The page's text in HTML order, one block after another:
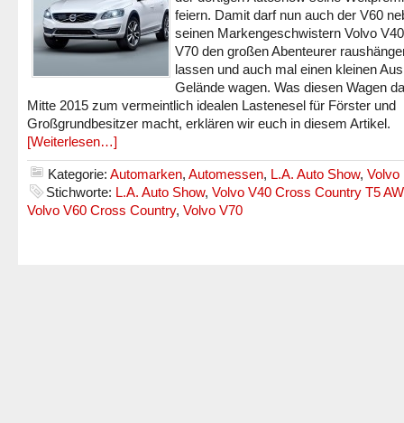
feiern. Damit darf nun auch der V60
seinen Markengeschwistern Volvo
V70 den großen Abenteurer
lassen und auch mal einen kleinen
Gelände wagen. Was diesen Wagen
Mitte 2015 zum vermeintlich idealen Lastenesel für Förster und
Großgrundbesitzer macht, erklären wir euch in diesem Artikel.
[Weiterlesen…]
Kategorie: Automarken, Automessen, L.A. Auto Show, Volvo
Stichworte: L.A. Auto Show, Volvo V40 Cross Country T5
Volvo V60 Cross Country, Volvo V70